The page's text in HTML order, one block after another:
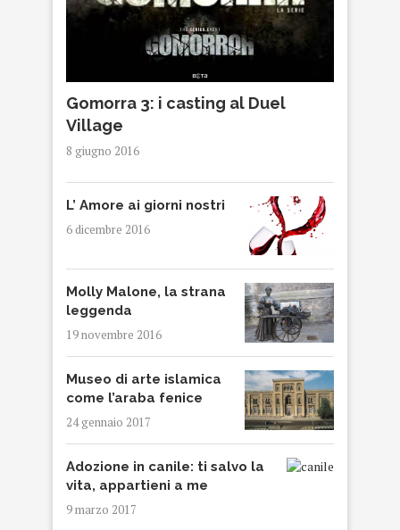
Gomorra 3: i casting al Duel
Village
8 giugno 2016
L’ Amore ai giorni nostri
6 dicembre 2016
Molly Malone, la strana
leggenda
19 novembre 2016
Museo di arte islamica
come l’araba fenice
24 gennaio 2017
Adozione in canile: ti salvo la
vita, appartieni a me
9 marzo 2017